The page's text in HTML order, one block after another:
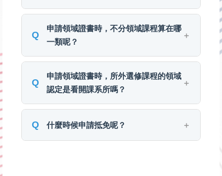
建議以必修課程為優先考量。
申請領域證書時，不分領域課程算在哪
一類呢？
可自由選擇唷，但同一門課程不可同時用
來申請兩個領域。
申請領域證書時，所外選修課程的領域
認定是看開課系所嗎？
所外選修課程不適用申請領域證書。
什麼時候申請抵免呢？